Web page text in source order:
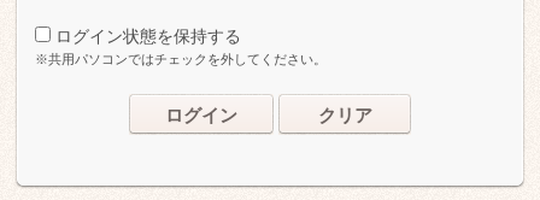
ログイン状態を保持する
※共用パソコンではチェックを外してください。
ログイン クリア